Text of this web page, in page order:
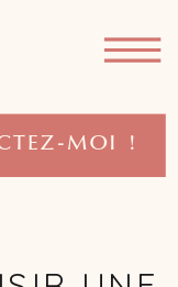
MOI !